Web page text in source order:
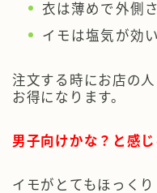
衣は薄めで外側
イモは塩気が効
注文する時にお店の
お得になります。
男子向けかな？と感
イモがとてもほっく